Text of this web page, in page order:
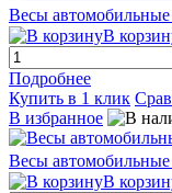
Весы
В
Подробнее
Купить в 1 клик
В избранное
Весы
В